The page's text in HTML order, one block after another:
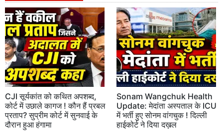
CJI सूर्यकांत को कथित अपशब्द,
कोर्ट में उछाले कागज ! कौन हैं प्रबल
प्रताप? सुप्रीम कोर्ट में सुनवाई के
दौरान हुआ हंगामा
Sonam Wangchuk Health
Update: मेदांता अस्पताल के ICU
में भर्ती हुए सोनम वांगचुक ! दिल्ली
हाईकोर्ट ने दिया दख़ल